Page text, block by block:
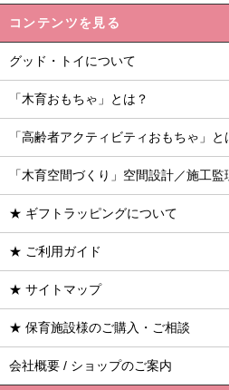
コンテンツを見る
グッド・トイについて
「木育おもちゃ」とは？
「高齢者アクティビティおもちゃ」と
「木育空間づくり」空間設計／施工監
★ ギフトラッピングについて
★ ご利用ガイド
★ サイトマップ
★ 保育施設様のご購入・ご相談
会社概要 / ショップのご案内